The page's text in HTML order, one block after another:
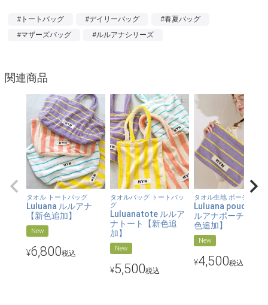
【タオル素材】
コットン100％のやわらかなタオル素材は触れるたび心地よく、
【丁度いいサイズ感】
通勤・通学にもぴったりなサイズ感で、A4サイズを収納できま
【肩掛けも◎】
幅広約3㎝の厚みのある持ち手で、肩にかけても食い込みにくく
快適です。
【デザイン性】
バイカラーのボーダーとストライプで、装いに軽やかな抜け感を
プラス。
【手洗いOK】
タオル素材で洗えるから、夏のレジャーにも安心。
#トートバッグ #デイリーバッグ
#春夏バッグ
#マザーズバッグ
#ルルアナシリーズ
関連商品
タオル トートバッグ
Luluana ルルアナ
【新色追加】
New
¥6,800税込
タオルバッグ トートバッ
グ
Luluanatote ルルア
ナトート【新色追
加】
New
¥5,500税込
タオル生地 ポーチ 大き
Luluana pouch L ル
ルアナポーチL【新
色追加】
New
¥4,500税込